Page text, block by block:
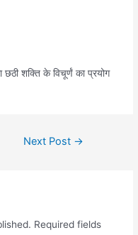
शक्ति के विचूर्णं का प्रयोग
Next Post →
Required fields